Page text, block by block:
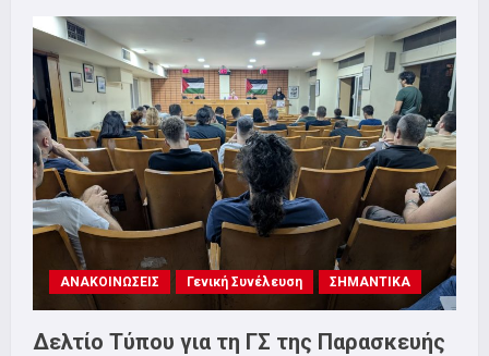
ΕΚΛΟΓΟΑΠΟΛΟΓΙΣΤΙΚΗ
ΣΥΝΕΛΕΥΣΗ
ΤΟΥ
ΣΕΤΗΠ
ΚΥΡΙΑΚΗ
2
ΝΟΕΜΒΡΙΟΥ
ΑΝΑΚΟΙΝΩΣΕΙΣ Γενική Συνέλευση ΣΗΜΑΝΤΙΚΑ
Δελτίο Τύπου για τη ΓΣ της Παρασκευής